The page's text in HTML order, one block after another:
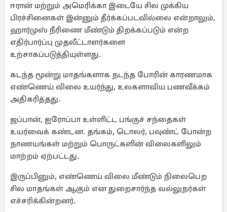
ஈரான் மற்றும் அமெரிக்கா இடையே சில முக்கிய
பிரச்சினைகள் இன்னும் தீர்க்கப்படவில்லை என்றாலும்,
ஹார்முஸ் நீரிணை மீண்டும் திறக்கப்படும் என்ற
எதிர்பார்ப்பு முதலீட்டாளர்களை
உற்சாகப்படுத்தியுள்ளது.
கடந்த மூன்று மாதங்களாக நடந்த போரின் காரணமாக
எண்ணெய் விலை உயர்ந்து, உலகளாவிய பணவீக்கம்
அதிகரித்தது.
ஜப்பான், ஐரோப்பா உள்ளிட்ட பங்குச் சந்தைகள்
உயர்வைக் கண்டன. தங்கம், டொலர், பவுண்ட் போன்ற
நாணயங்கள் மற்றும் பொருட்களின் விலைகளிலும்
மாற்றம் ஏற்பட்டது.
இருப்பினும், எண்ணெய் விலை மீண்டும் நிலைபெற
சில மாதங்கள் ஆகும் என துறைசார்ந்த வல்லுநர்கள்
எச்சரிக்கின்றனர்.